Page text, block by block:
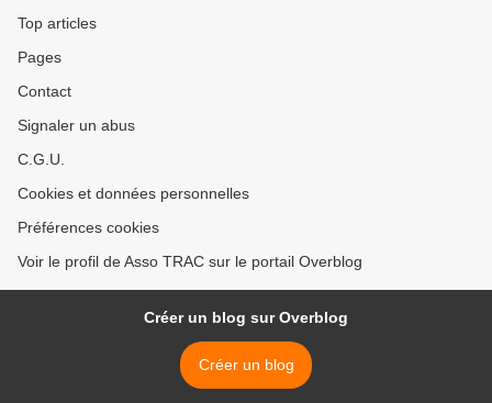
Top articles
Pages
Contact
Signaler un abus
C.G.U.
Cookies et données personnelles
Préférences cookies
Voir le profil de Asso TRAC sur le portail Overblog
Créer un blog sur Overblog
Créer un blog